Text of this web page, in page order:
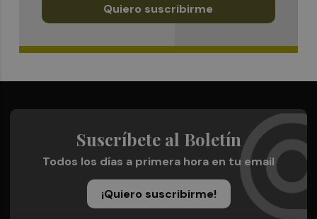
Quiero suscribirme
Suscríbete al Boletín
Todos los días a primera hora en tu email
¡Quiero suscribirme!